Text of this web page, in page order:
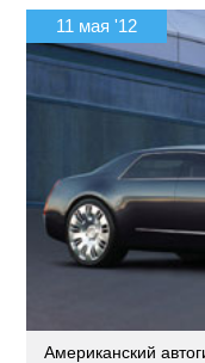
11 мая '12
Американский